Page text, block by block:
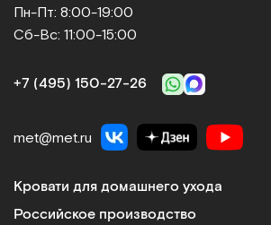
Пн-Пт: 8:00-19:00
Сб-Вс: 11:00-15:00
+7 (495) 150‑27‑26
met@met.ru
Кровати для домашнего ухода
Российское производство